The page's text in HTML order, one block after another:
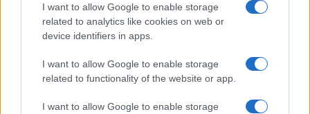
I want to allow Google to enable storage
related to analytics like cookies on web or
device identifiers in apps.
I want to allow Google to enable storage
related to functionality of the website or app.
I want to allow Google to enable storage
PIÙ LETTI
Diritti delle lavoratrici in gravidanza: guida completa e
aggiornata
parlarne